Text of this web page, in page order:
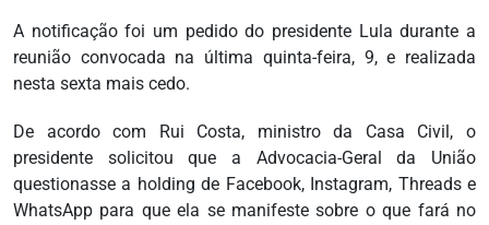
A notificação foi um pedido do presidente Lula durante a
reunião convocada na última quinta-feira, 9, e realizada
nesta sexta mais cedo.
De acordo com Rui Costa, ministro da Casa Civil, o
presidente solicitou que a Advocacia-Geral da União
questionasse a holding de Facebook, Instagram, Threads e
WhatsApp para que ela se manifeste sobre o que fará no